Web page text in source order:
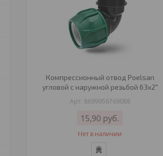
Компрессионный отвод Poelsan
угловой с наружной резьбой 63х2"
8699958769088
15,90 руб.
Нет в наличии